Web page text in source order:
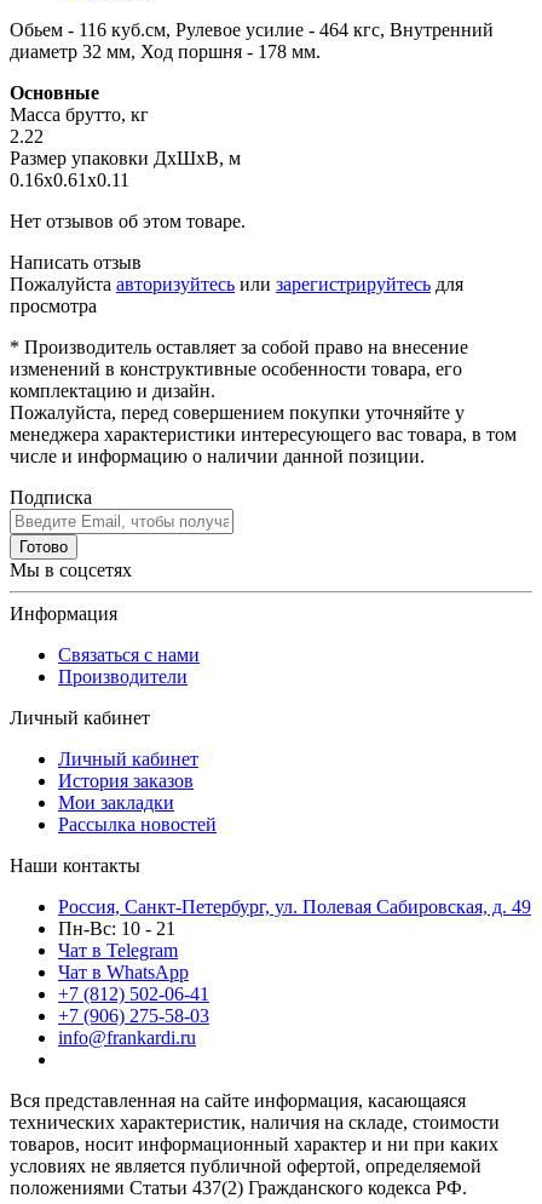
Обьем - 116 куб.см, Рулевое усилие - 464 кгс, Внутренний
диаметр 32 мм, Ход поршня - 178 мм.
Основные
Масса брутто, кг
2.22
Размер упаковки ДхШхВ, м
0.16x0.61x0.11
Нет отзывов об этом товаре.
Написать отзыв
Пожалуйста авторизуйтесь или зарегистрируйтесь для
просмотра
* Производитель оставляет за собой право на внесение
изменений в конструктивные особенности товара, его
комплектацию и дизайн.
Пожалуйста, перед совершением покупки уточняйте у
менеджера характеристики интересующего вас товара, в том
числе и информацию о наличии данной позиции.
Подписка
Готово
Мы в соцсетях
Информация
Связаться с нами
Производители
Личный кабинет
Личный кабинет
История заказов
Мои закладки
Рассылка новостей
Наши контакты
Россия, Санкт-Петербург, ул. Полевая Сабировская, д. 49
Пн-Вс: 10 - 21
Чат в Telegram
Чат в WhatsApp
+7 (812) 502-06-41
+7 (906) 275-58-03
info@frankardi.ru
Вся представленная на сайте информация, касающаяся
технических характеристик, наличия на складе, стоимости
товаров, носит информационный характер и ни при каких
условиях не является публичной офертой, определяемой
положениями Статьи 437(2) Гражданского кодекса РФ.